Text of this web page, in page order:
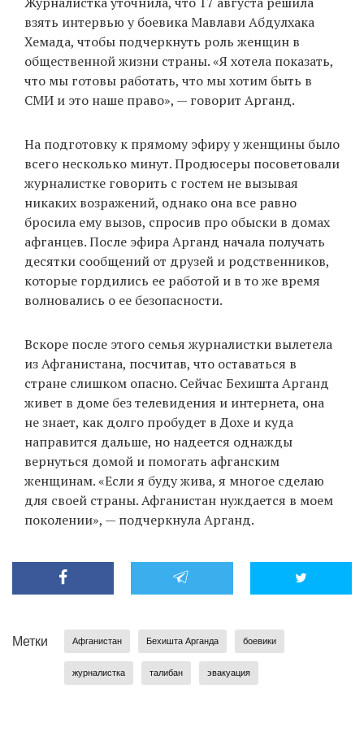
взять интервью у боевика Мавлави Абдулхака
Хемада, чтобы подчеркнуть роль женщин в
общественной жизни страны. «Я хотела показать,
что мы готовы работать, что мы хотим быть в
СМИ и это наше право», — говорит Арганд.
На подготовку к прямому эфиру у женщины было
всего несколько минут. Продюсеры посоветовали
журналистке говорить с гостем не вызывая
никаких возражений, однако она все равно
бросила ему вызов, спросив про обыски в домах
афганцев. После эфира Арганд начала получать
десятки сообщений от друзей и родственников,
которые гордились ее работой и в то же время
волновались о ее безопасности.
Вскоре после этого семья журналистки вылетела
из Афганистана, посчитав, что оставаться в
стране слишком опасно. Сейчас Бехишта Арганд
живет в доме без телевидения и интернета, она
не знает, как долго пробудет в Дохе и куда
направится дальше, но надеется однажды
вернуться домой и помогать афганским
женщинам. «Если я буду жива, я многое сделаю
для своей страны. Афганистан нуждается в моем
поколении», — подчеркнула Арганд.
Метки Афганистан Бехишта Арганда боевики
журналистка талибан эвакуация